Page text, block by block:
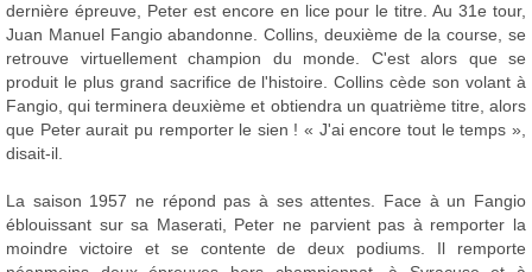
dernière épreuve, Peter est encore en lice pour le titre. Au 31e tour,
Juan Manuel Fangio abandonne. Collins, deuxième de la course, se
retrouve virtuellement champion du monde. C'est alors que se
produit le plus grand sacrifice de l'histoire. Collins cède son volant à
Fangio, qui terminera deuxième et obtiendra un quatrième titre, alors
que Peter aurait pu remporter le sien ! « J'ai encore tout le temps »,
disait-il.
La saison 1957 ne répond pas à ses attentes. Face à un Fangio
éblouissant sur sa Maserati, Peter ne parvient pas à remporter la
moindre victoire et se contente de deux podiums. Il remporte